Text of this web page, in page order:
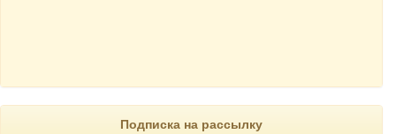
Подписка на рассылку